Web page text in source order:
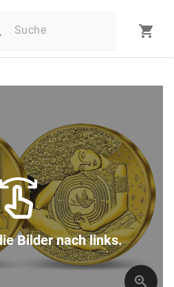
Bilder nach links.